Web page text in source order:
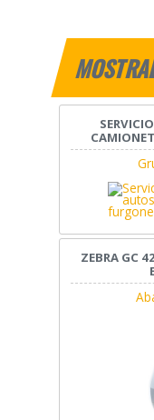
ZEBRA GC